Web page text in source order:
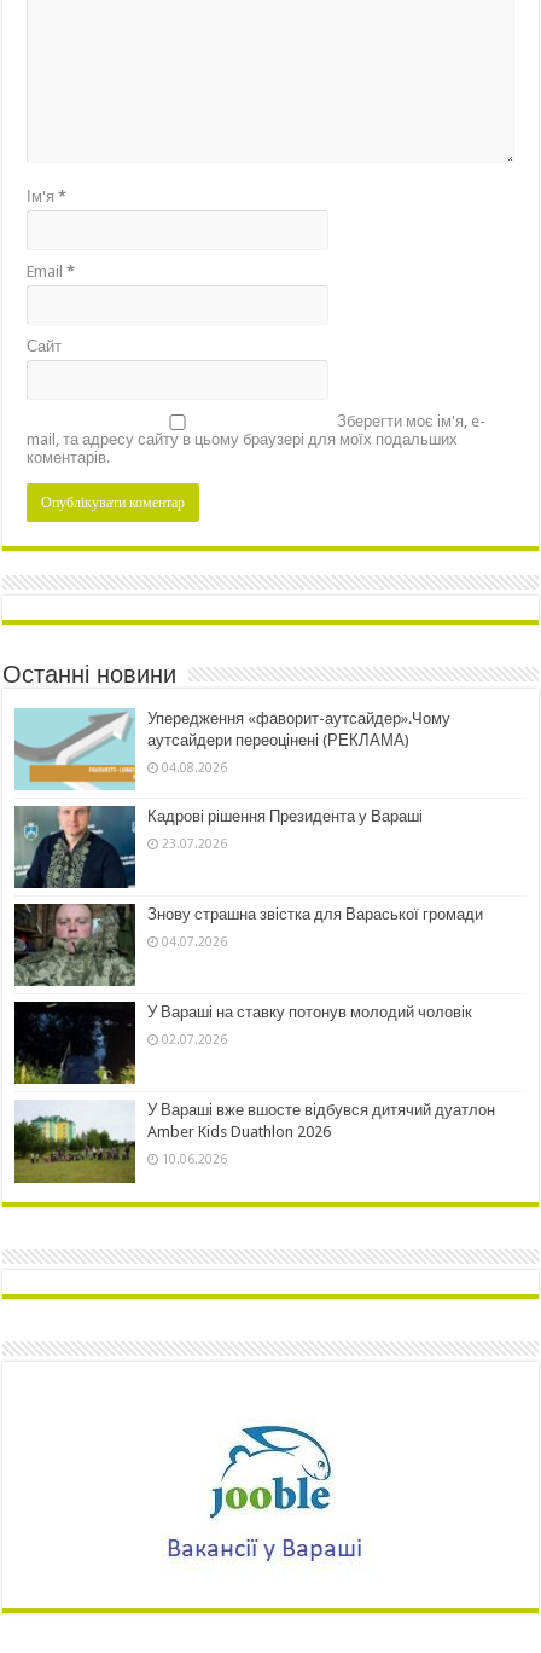
Ім'я*
Email*
Сайт
Зберегти моє ім'я, e-
mail, та адресу сайту в цьому браузері для моїх подальших
коментарів.
Останні новини
Упередження «фаворит-аутсайдер».Чому
аутсайдери переоцінені (РЕКЛАМА)
04.08.2026
Кадрові рішення Президента у Вараші
23.07.2026
Знову страшна звістка для Вараської громади
04.07.2026
У Вараші на ставку потонув молодий чоловік
02.07.2026
У Вараші вже вшосте відбувся дитячий дуатлон
Amber Kids Duathlon 2026
10.06.2026